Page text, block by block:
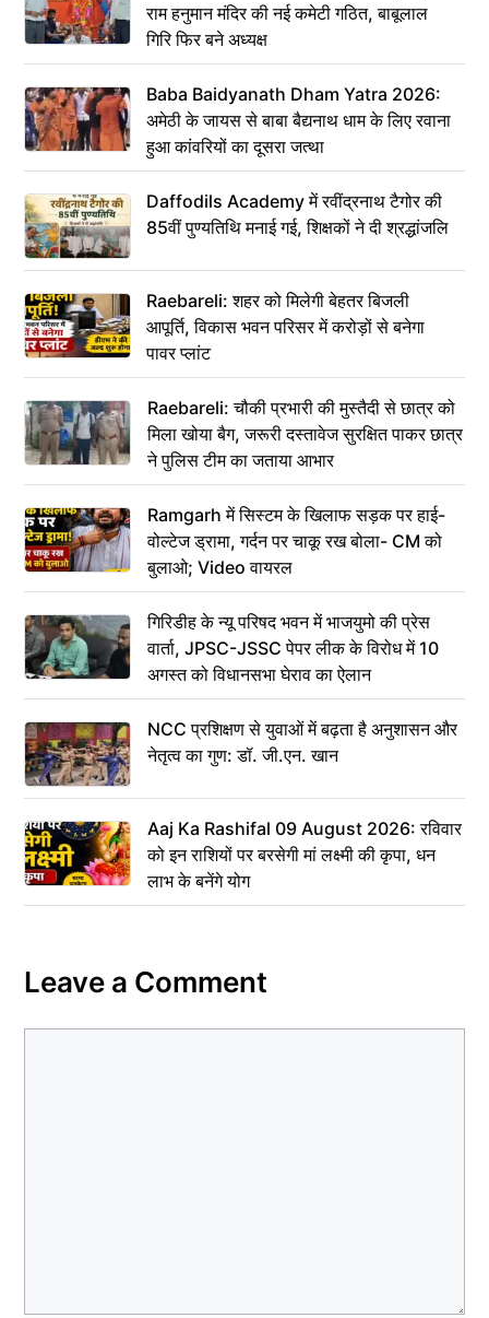
राम हनुमान मंदिर की नई कमेटी गठित, बाबूलाल
गिरि फिर बने अध्यक्ष
Baba Baidyanath Dham Yatra 2026:
अमेठी के जायस से बाबा बैद्यनाथ धाम के लिए रवाना
हुआ कांवरियों का दूसरा जत्था
Daffodils Academy में रवींद्रनाथ टैगोर की
85वीं पुण्यतिथि मनाई गई, शिक्षकों ने दी श्रद्धांजलि
Raebareli: शहर को मिलेगी बेहतर बिजली
आपूर्ति, विकास भवन परिसर में करोड़ों से बनेगा
पावर प्लांट
Raebareli: चौकी प्रभारी की मुस्तैदी से छात्र को
मिला खोया बैग, जरूरी दस्तावेज सुरक्षित पाकर छात्र
ने पुलिस टीम का जताया आभार
Ramgarh में सिस्टम के खिलाफ सड़क पर हाई-
वोल्टेज ड्रामा, गर्दन पर चाकू रख बोला- CM को
बुलाओ; Video वायरल
गिरिडीह के न्यू परिषद भवन में भाजयुमो की प्रेस
वार्ता, JPSC-JSSC पेपर लीक के विरोध में 10
अगस्त को विधानसभा घेराव का ऐलान
NCC प्रशिक्षण से युवाओं में बढ़ता है अनुशासन और
नेतृत्व का गुण: डॉ. जी.एन. खान
Aaj Ka Rashifal 09 August 2026: रविवार
को इन राशियों पर बरसेगी मां लक्ष्मी की कृपा, धन
लाभ के बनेंगे योग
Leave a Comment